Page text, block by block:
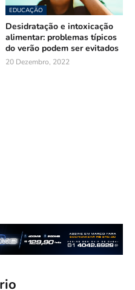
EDUCAÇÃO
Desidratação e intoxicação
alimentar: problemas típicos
do verão podem ser evitados
20 Dezembro, 2022